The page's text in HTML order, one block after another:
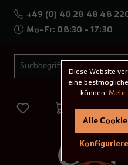
+49 (0) 40 28 48 48
Mo-Fr: 08:30 - 17:30
Diese Website
eine
können. Mehr
Alle